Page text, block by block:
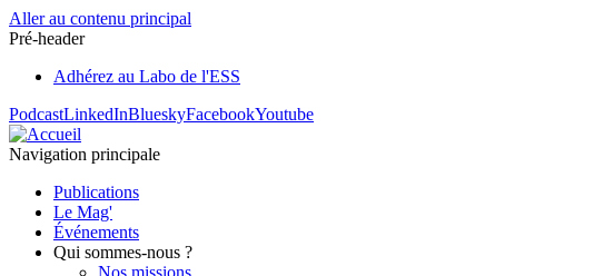
Aller au contenu principal
Pré-header
Adhérez au Labo de l'ESS
PodcastLinkedInBlueskyFacebookYoutube
Navigation principale
Publications
Le Mag'
Événements
Qui sommes-nous ?
Nos missions